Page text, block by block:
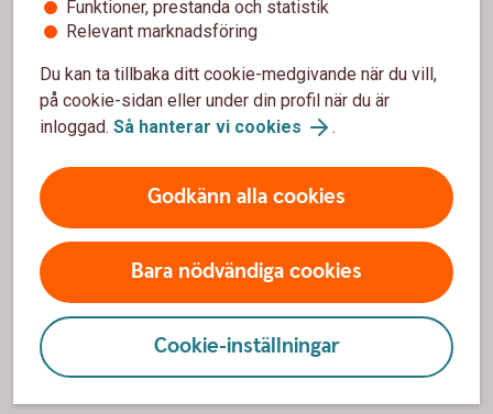
Funktioner, prestanda och statistik
Relevant marknadsföring
Du kan ta tillbaka ditt cookie-medgivande när du vill,
på cookie-sidan eller under din profil när du är
inloggad. Så hanterar vi cookies .
Godkänn alla cookies
Bara nödvändiga cookies
Cookie-inställningar
Spärrhjälp
Bli kund
Priser, räntor och kurser
Om oss
Om oss
Hållbarhet
Samhällsengagemang